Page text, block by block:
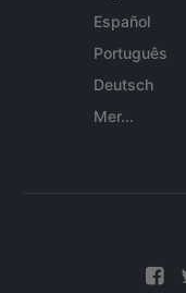
Español
Português
Deutsch
Mer...